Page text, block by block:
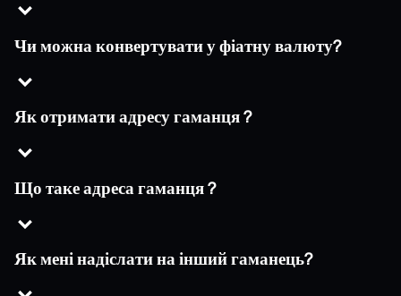
Чи можна конвертувати у фіатну валюту?
Як отримати адресу гаманця ?
Що таке адреса гаманця ?
Як мені надіслати на інший гаманець?